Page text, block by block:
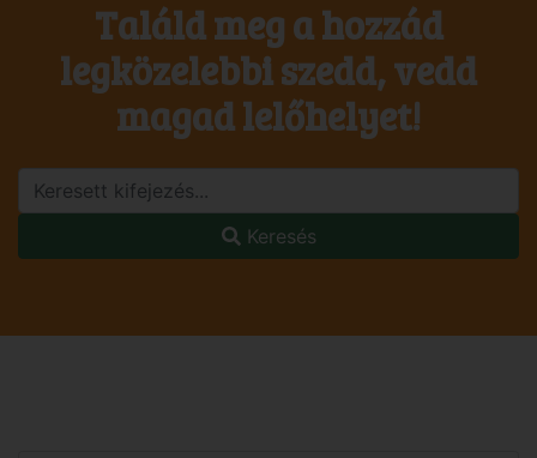
Találd meg a hozzád
legközelebbi szedd, vedd
magad lelőhelyet!
Keresés